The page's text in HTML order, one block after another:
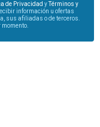
de Privacidad y
Términos y
información u ofertas
sus afiliadas o de terceros.